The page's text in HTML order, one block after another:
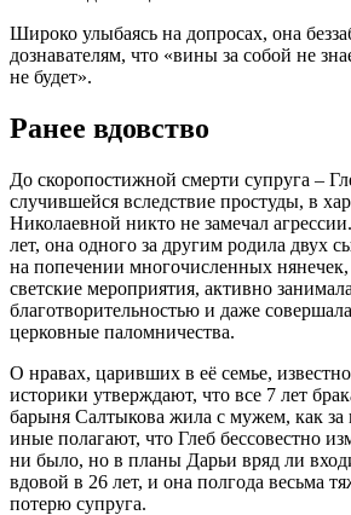
Широко улыбаясь на допросах, она
дознавателям, что «вины за собой не
не будет».
Ранее вдовство
До скоропостижной смерти супруга –
случившейся вследствие простуды, в
Николаевной никто не замечал
лет, она одного за другим родила двух
на попечении многочисленных нянечек,
светские мероприятия, активно
благотворительностью и даже
церковные паломничества.
О нравах, царивших в её семье,
историки утверждают, что все 7 лет
барыня Салтыкова жила с мужем, как за
иные полагают, что Глеб бессовестно
ни было, но в планы Дарьи вряд ли
вдовой в 26 лет, и она полгода весьма
потерю супруга.